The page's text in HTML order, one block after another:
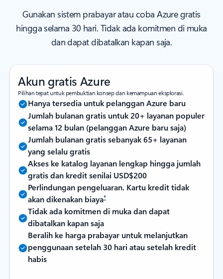
Gunakan sistem prabayar atau coba Azure gratis
hingga selama 30 hari. Tidak ada komitmen di muka
dan dapat dibatalkan kapan saja.
Akun gratis Azure
Pilihan tepat untuk pembuktian konsep dan kemampuan eksplorasi.
Hanya tersedia untuk pelanggan Azure baru
Jumlah bulanan gratis untuk 20+ layanan populer
selama 12 bulan (pelanggan Azure baru saja)
Jumlah bulanan gratis sebanyak 65+ layanan
yang selalu gratis
Akses ke katalog layanan lengkap hingga jumlah
gratis dan kredit senilai USD$200
Perlindungan pengeluaran. Kartu kredit tidak
akan dikenakan biaya*
Tidak ada komitmen di muka dan dapat
dibatalkan kapan saja
Beralih ke harga prabayar untuk melanjutkan
penggunaan setelah 30 hari atau setelah kredit
habis